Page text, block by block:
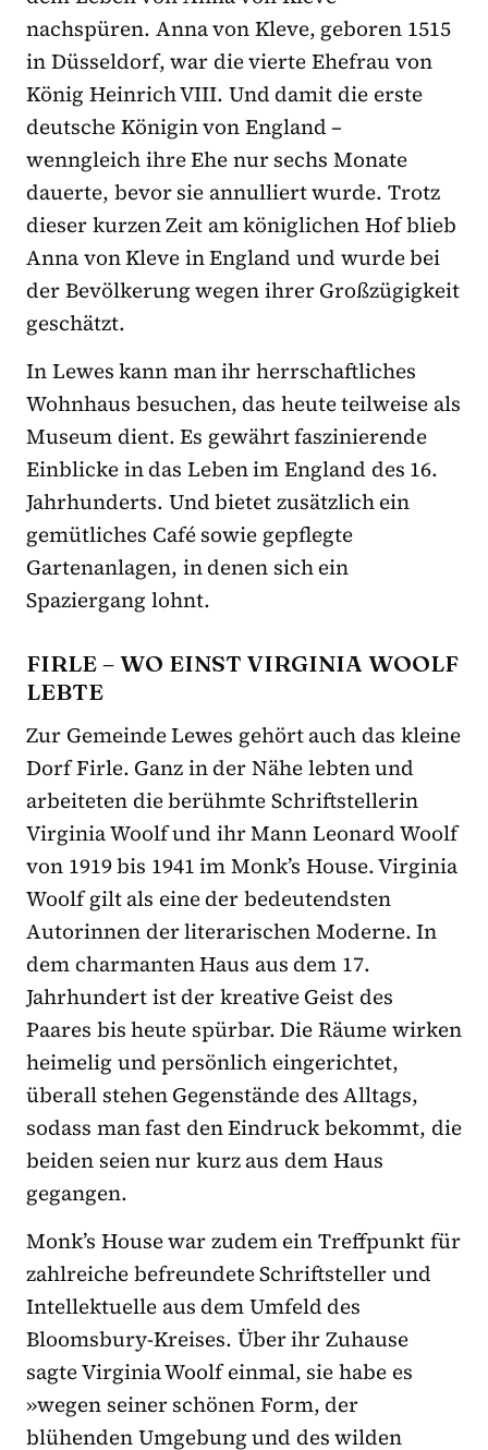
nachspüren. Anna von Kleve, geboren 1515
in Düsseldorf, war die vierte Ehefrau von
König Heinrich VIII. Und damit die erste
deutsche Königin von England –
wenngleich ihre Ehe nur sechs Monate
dauerte, bevor sie annulliert wurde. Trotz
dieser kurzen Zeit am königlichen Hof blieb
Anna von Kleve in England und wurde bei
der Bevölkerung wegen ihrer Großzügigkeit
geschätzt.
In Lewes kann man ihr herrschaftliches
Wohnhaus besuchen, das heute teilweise als
Museum dient. Es gewährt faszinierende
Einblicke in das Leben im England des 16.
Jahrhunderts. Und bietet zusätzlich ein
gemütliches Café sowie gepflegte
Gartenanlagen, in denen sich ein
Spaziergang lohnt.
FIRLE – WO EINST VIRGINIA WOOLF
LEBTE
Zur Gemeinde Lewes gehört auch das kleine
Dorf Firle. Ganz in der Nähe lebten und
arbeiteten die berühmte Schriftstellerin
Virginia Woolf und ihr Mann Leonard Woolf
von 1919 bis 1941 im Monk’s House. Virginia
Woolf gilt als eine der bedeutendsten
Autorinnen der literarischen Moderne. In
dem charmanten Haus aus dem 17.
Jahrhundert ist der kreative Geist des
Paares bis heute spürbar. Die Räume wirken
heimelig und persönlich eingerichtet,
überall stehen Gegenstände des Alltags,
sodass man fast den Eindruck bekommt, die
beiden seien nur kurz aus dem Haus
gegangen.
Monk’s House war zudem ein Treffpunkt für
zahlreiche befreundete Schriftsteller und
Intellektuelle aus dem Umfeld des
Bloomsbury-Kreises. Über ihr Zuhause
sagte Virginia Woolf einmal, sie habe es
»wegen seiner schönen Form, der
blühenden Umgebung und des wilden